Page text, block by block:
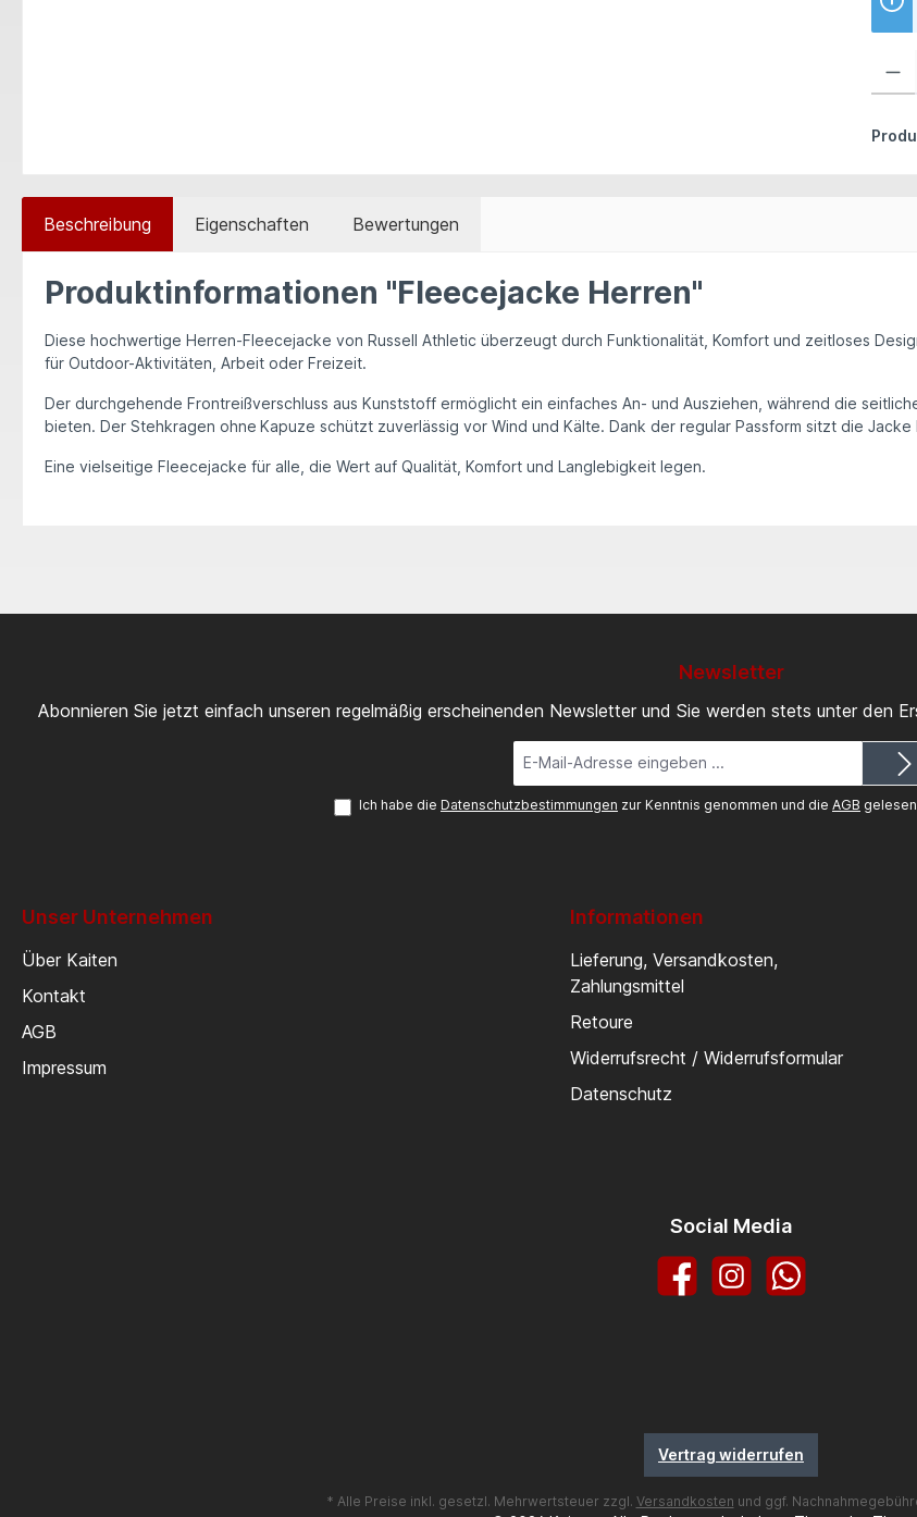
Beschreibung Eigenschaften Bewertungen
Produktinformationen "Fleecejacke Herren"
Diese hochwertige Herren-Fleecejacke von Russell Athletic überzeugt durch Funktionalität, Komfort und zeitloses
für Outdoor-Aktivitäten, Arbeit oder Freizeit.
Der durchgehende Frontreißverschluss aus Kunststoff ermöglicht ein einfaches An- und Ausziehen, während die
bieten. Der Stehkragen ohne Kapuze schützt zuverlässig vor Wind und Kälte. Dank der regular Passform sitzt die
Eine vielseitige Fleecejacke für alle, die Wert auf Qualität, Komfort und Langlebigkeit legen.
Newsletter
Abonnieren Sie jetzt einfach unseren regelmäßig erscheinenden Newsletter und Sie werden stets unter den
Mail-
Adresse*
Ich habe die Datenschutzbestimmungen zur Kenntnis genommen und die AGB
Unser Unternehmen
Über Kaiten
Kontakt
AGB
Impressum
Informationen
Lieferung, Versandkosten,
Zahlungsmittel
Retoure
Widerrufsrecht / Widerrufsformular
Datenschutz
Social Media
FacebookInstagramWhatsApp
Vertrag widerrufen
* Alle Preise inkl. gesetzl. Mehrwertsteuer zzgl. Versandkosten und ggf.